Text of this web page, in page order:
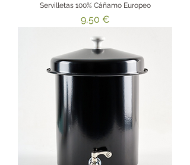
Servilletas 100% Cáñamo Europeo
Precio
9,50 €